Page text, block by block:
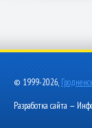
© 1999-2026,
Разработка сайта —